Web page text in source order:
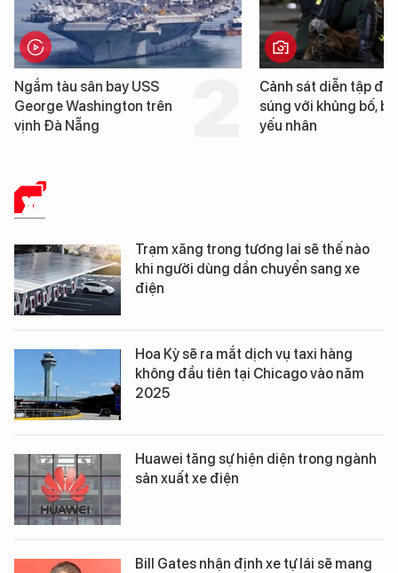
Cảnh sát diễn tập đấu
súng với khủng bố, bảo vệ
yếu nhân
Cận cảnh chiến hạm
tống tàu sân bay USS
George Washington
XE
Trạm xăng trong tương lai sẽ thế nào
khi người dùng dần chuyển sang xe
điện
Hoa Kỳ sẽ ra mắt dịch vụ taxi hàng
không đầu tiên tại Chicago vào năm
2025
Huawei tăng sự hiện diện trong ngành
sản xuất xe điện
Bill Gates nhận định xe tự lái sẽ mang